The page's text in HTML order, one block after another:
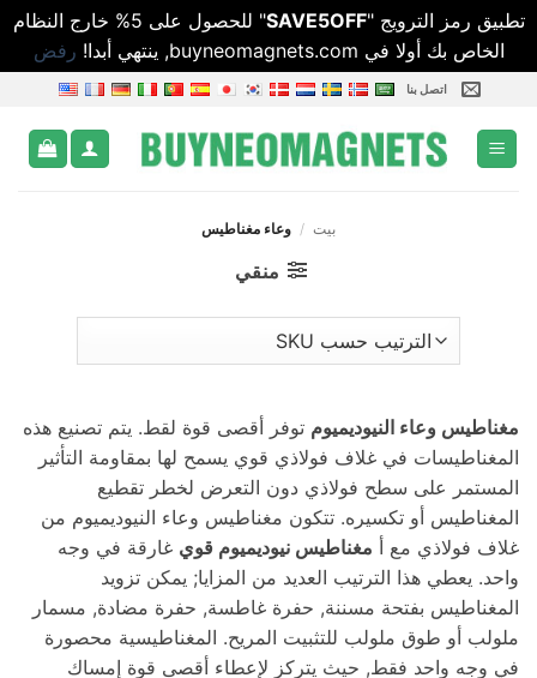
تطبيق رمز الترويج "SAVE5OFF
" للحصول على 5% خارج النظام
الخاص بك أولا في buyneomagnets.com, ينتهي أبدا!
رفض
اتصل بنا
بيت / وعاء مغناطيس
منقي
مغناطيس وعاء النيوديميوم توفر أقصى قوة لقط. يتم تصنيع هذه
المغناطيسات في غلاف فولاذي قوي يسمح لها بمقاومة التأثير
المستمر على سطح فولاذي دون التعرض لخطر تقطيع
المغناطيس أو تكسيره. تتكون مغناطيس وعاء النيوديميوم من
غلاف فولاذي مع أ مغناطيس نيوديميوم قوي غارقة في وجه
واحد. يعطي هذا الترتيب العديد من المزايا; يمكن تزويد
المغناطيس بفتحة مسننة, حفرة غاطسة, حفرة مضادة, مسمار
ملولب أو طوق ملولب للتثبيت المريح. المغناطيسية محصورة
في وجه واحد فقط, حيث يتركز لإعطاء أقصى قوة إمساك